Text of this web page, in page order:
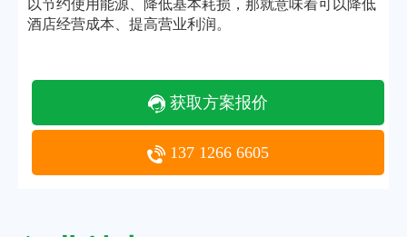
风管式空调&天花式空调
联系方式
以节约使用能源、降低基本耗损，那就意味着可以降低
酒店经营成本、提高营业利润。
获取方案报价
137 1266 6605